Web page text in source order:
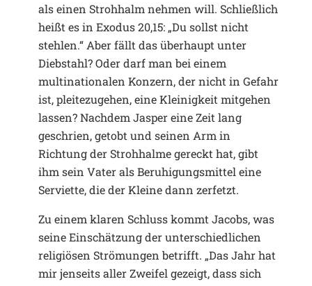
als einen Strohhalm nehmen will. Schließlich
heißt es in Exodus 20,15: „Du sollst nicht
stehlen.“ Aber fällt das überhaupt unter
Diebstahl? Oder darf man bei einem
multinationalen Konzern, der nicht in Gefahr
ist, pleitezugehen, eine Kleinigkeit mitgehen
lassen? Nachdem Jasper eine Zeit lang
geschrien, getobt und seinen Arm in
Richtung der Strohhalme gereckt hat, gibt
ihm sein Vater als Beruhigungsmittel eine
Serviette, die der Kleine dann zerfetzt.
Zu einem klaren Schluss kommt Jacobs, was
seine Einschätzung der unterschiedlichen
religiösen Strömungen betrifft. „Das Jahr hat
mir jenseits aller Zweifel gezeigt, dass sich